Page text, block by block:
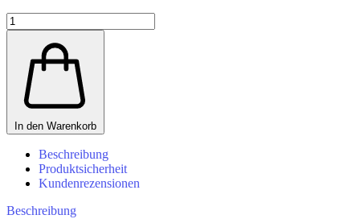
In den Warenkorb
Beschreibung
Produktsicherheit
Kundenrezensionen
Beschreibung